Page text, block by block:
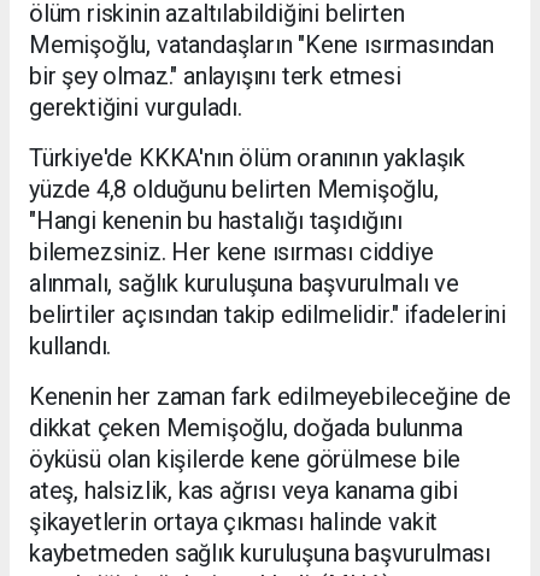
ölüm riskinin azaltılabildiğini belirten
Memişoğlu, vatandaşların "Kene ısırmasından
bir şey olmaz." anlayışını terk etmesi
gerektiğini vurguladı.
Türkiye'de KKKA'nın ölüm oranının yaklaşık
yüzde 4,8 olduğunu belirten Memişoğlu,
"Hangi kenenin bu hastalığı taşıdığını
bilemezsiniz. Her kene ısırması ciddiye
alınmalı, sağlık kuruluşuna başvurulmalı ve
belirtiler açısından takip edilmelidir." ifadelerini
kullandı.
Kenenin her zaman fark edilmeyebileceğine de
dikkat çeken Memişoğlu, doğada bulunma
öyküsü olan kişilerde kene görülmese bile
ateş, halsizlik, kas ağrısı veya kanama gibi
şikayetlerin ortaya çıkması halinde vakit
kaybetmeden sağlık kuruluşuna başvurulması